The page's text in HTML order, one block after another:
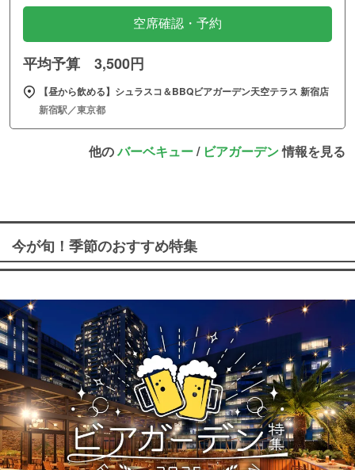
空席確認・予約
平均予算 3,500円
【昼から飲める】シュラスコ＆BBQビアガーデン天空テラス 新宿店
新宿駅／東京都
他のバーベキュー/ ビアガーデン情報を見る
今が旬！季節のおすすめ特集